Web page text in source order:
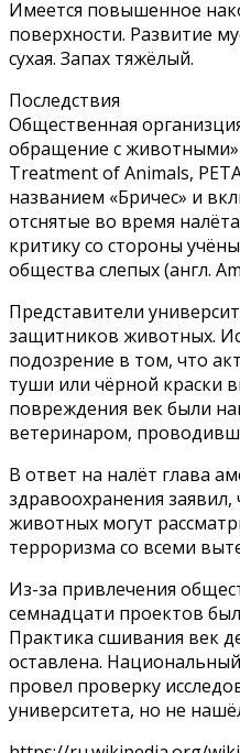
Имеется повышенное
поверхности. Развитие
сухая. Запах тяжёлый.
Последствия
Общественная
обращение с животными»
Treatment of Animals,
названием «Бричес» и
отснятые во время
критику со стороны
общества слепых (англ.
Представители
защитников животных.
подозрение в том, что
туши или чёрной краски
повреждения век были
ветеринаром,
В ответ на налёт глава
здравоохранения
животных могут
терроризма со всеми
Из-за привлечения
семнадцати проектов
Практика сшивания век
оставлена.
провел проверку
университета, но не